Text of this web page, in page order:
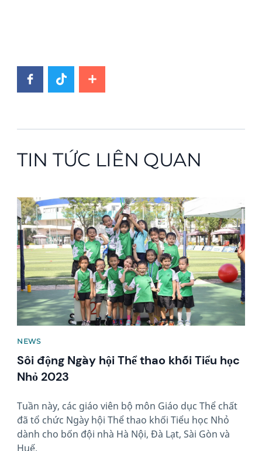
TIN TỨC LIÊN QUAN
News image
NEWS
Sôi động Ngày hội Thể thao khối Tiểu học
Nhỏ 2023
Tuần này, các giáo viên bộ môn Giáo dục Thể chất
đã tổ chức Ngày hội Thể thao khối Tiểu học Nhỏ
dành cho bốn đội nhà Hà Nội, Đà Lạt, Sài Gòn và
Huế.